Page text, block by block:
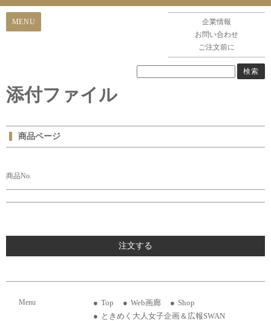
企業情報
お問い合わせ
ご注文前に
添付ファイル
商品ページ
商品No.
注文する
Menu Top Web画廊
Shop
ときめく大人女子企画＆広報SWAN